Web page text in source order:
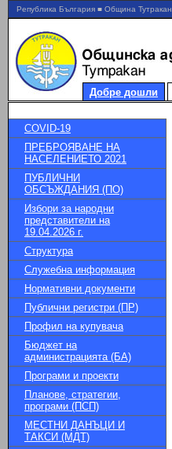
Република България ■ Община Тутракан
Добре дошли
COVID-19
ПРЕБРОЯВАНЕ НА
НАСЕЛЕНИЕТО 2021
ПУБЛИЧНИ
ОБСЪЖДАНИЯ (ПО)
Избори за народни
представители на
19.04.2026 г.
Структура
Служебна информация
Нормативни документи
Публични регистри (ПР)
Профил на купувача
Бюджет на
администрацията (БА)
Програми и проекти
Планове, стратегии,
програми (ПСП)
МЕСТНИ ДАНЪЦИ И
ТАКСИ (МДТ)